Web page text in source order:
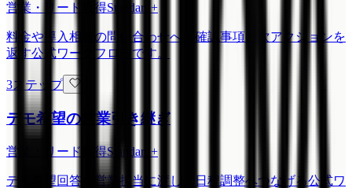
営業・リード獲得Standard+
料金や導入相談の問い合わせへ、確認事項と次アクションを
返す公式ワークフローです。
3ステップ
デモ希望の営業引き継ぎ
営業・リード獲得Standard+
デモ希望回答を営業担当に渡し、日程調整へつなげる公式ワ